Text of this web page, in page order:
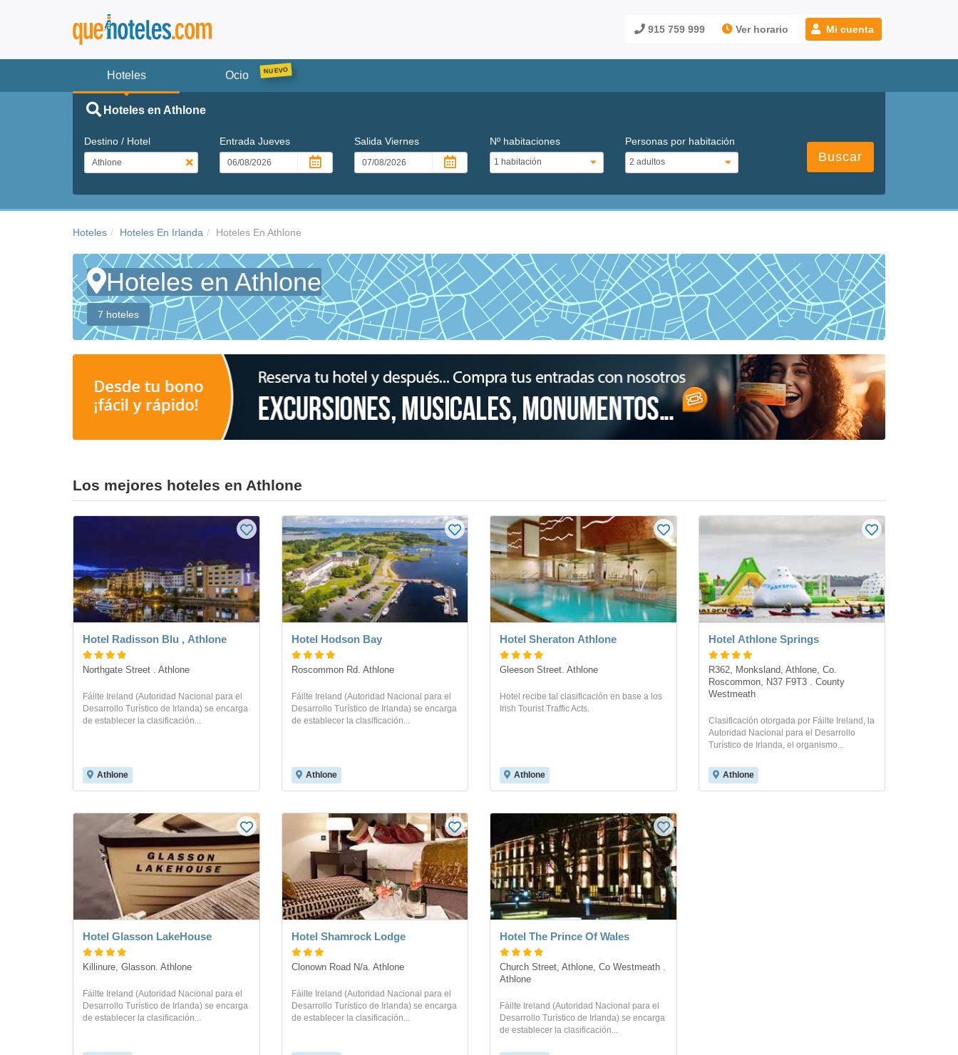
915 759 999 Ver horario Mi cuenta
Hoteles Ocio
Hoteles en Athlone
Destino / Hotel Entrada Jueves SalidaViernes Nº habitaciones Personas por habitación
Buscar
Hoteles Hoteles En Irlanda Hoteles En Athlone
Hoteles en Athlone
7 hoteles
Los mejores hoteles en Athlone
Hotel Radisson Blu , Athlone
Northgate Street . Athlone
Fáilte Ireland (Autoridad Nacional para el
Desarrollo Turístico de Irlanda) se encarga
de establecer la clasificación...
Athlone
Hotel Hodson Bay
Roscommon Rd. Athlone
Fáilte Ireland (Autoridad Nacional para el
Desarrollo Turístico de Irlanda) se encarga
de establecer la clasificación...
Athlone
Hotel Sheraton Athlone
Gleeson Street. Athlone
Hotel recibe tal clasificación en base a los
Irish Tourist Traffic Acts.
Athlone
Hotel Athlone Springs
R362, Monksland, Athlone, Co.
Roscommon, N37 F9T3 . County
Westmeath
Clasificación otorgada por Fáilte Ireland, la
Autoridad Nacional para el Desarrollo
Turístico de Irlanda, el organismo...
Athlone
Hotel Glasson LakeHouse
Killinure, Glasson. Athlone
Fáilte Ireland (Autoridad Nacional para el
Desarrollo Turístico de Irlanda) se encarga
de establecer la clasificación...
Hotel Shamrock Lodge
Clonown Road N/a. Athlone
Fáilte Ireland (Autoridad Nacional para el
Desarrollo Turístico de Irlanda) se encarga
de establecer la clasificación...
Hotel The Prince Of Wales
Church Street, Athlone, Co Westmeath .
Athlone
Fáilte Ireland (Autoridad Nacional para el
Desarrollo Turístico de Irlanda) se encarga
de establecer la clasificación...